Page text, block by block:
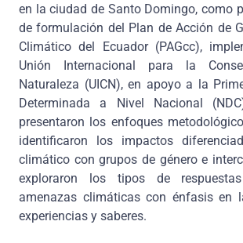
en la ciudad de Santo Domingo, como
de formulación del Plan de Acción de
Climático del Ecuador (PAGcc),
Unión Internacional para la
Naturaleza (UICN), en apoyo a la
Determinada a Nivel Nacional
presentaron los enfoques
identificaron los impactos
climático con grupos de género e
exploraron los tipos de
amenazas climáticas con énfasis en
experiencias y saberes.